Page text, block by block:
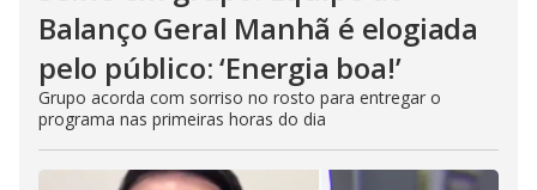
Balanço Geral Manhã é elogiada
pelo público: ‘Energia boa!’
Grupo acorda com sorriso no rosto para entregar o
programa nas primeiras horas do dia